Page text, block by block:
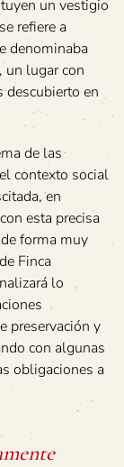
un vestigio
refiere a
denominaba
un lugar con
descubierto en
de las
contexto social
en
esta precisa
forma muy
Finca
lo
preservación y
con algunas
obligaciones a